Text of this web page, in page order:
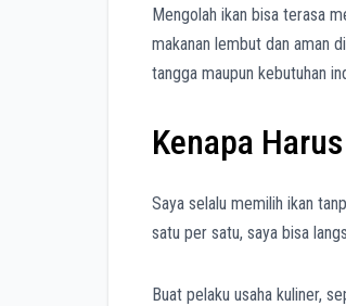
Mengolah ikan bisa terasa
makanan lembut dan aman
tangga maupun kebutuhan
Kenapa
Saya selalu memilih ikan
satu per satu, saya bisa
Buat pelaku usaha kuliner,